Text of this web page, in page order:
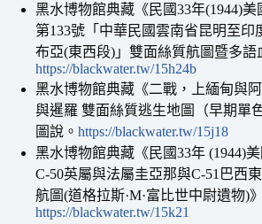
黑水博物館典藏《民國33年(1944)
第133號「中華民國雲南省昆明至印
布亞(東西段)」雙面絲質航圖暨多語
https://blackwater.tw/15h24b
黑水博物館典藏《二戰，上緬甸與
與暹羅 雙面絲質逃生地圖（早期單
圖說。 https://blackwater.tw/15j18
黑水博物館典藏《民國33年 (1944)
C-50英屬與法屬圭亞那與C-51巴西
航圖(道格拉斯·M·富比世中尉遺物)
https://blackwater.tw/15k21